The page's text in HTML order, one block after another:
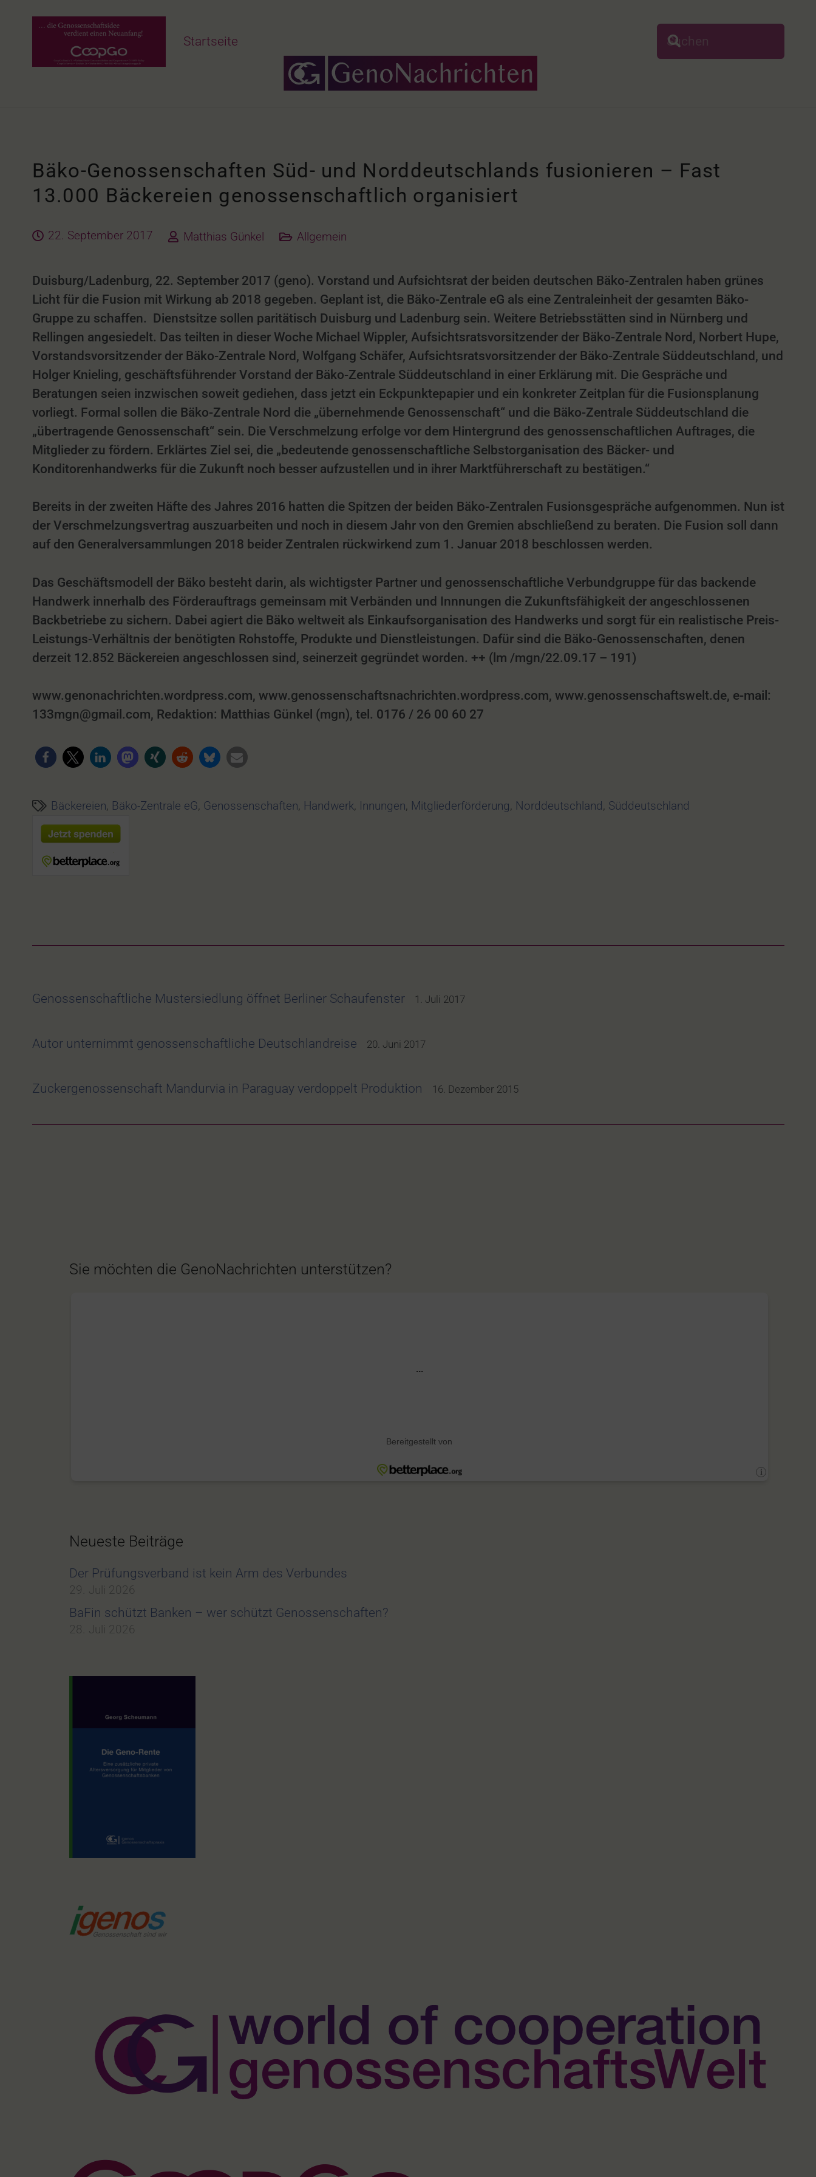
Startseite
Bäko-Genossenschaften Süd- und Norddeutschlands fusionieren – Fast
13.000 Bäckereien genossenschaftlich organisiert
22. September 2017 Matthias Günkel Allgemein
Duisburg/Ladenburg, 22. September 2017 (geno). Vorstand und Aufsichtsrat der beiden deutschen Bäko-Zentralen haben grünes
Licht für die Fusion mit Wirkung ab 2018 gegeben. Geplant ist, die Bäko-Zentrale eG als eine Zentraleinheit der gesamten Bäko-
Gruppe zu schaffen. Dienstsitze sollen paritätisch Duisburg und Ladenburg sein. Weitere Betriebsstätten sind in Nürnberg und
Rellingen angesiedelt. Das teilten in dieser Woche Michael Wippler, Aufsichtsratsvorsitzender der Bäko-Zentrale Nord, Norbert Hupe,
Vorstandsvorsitzender der Bäko-Zentrale Nord, Wolfgang Schäfer, Aufsichtsratsvorsitzender der Bäko-Zentrale Süddeutschland, und
Holger Knieling, geschäftsführender Vorstand der Bäko-Zentrale Süddeutschland in einer Erklärung mit. Die Gespräche und
Beratungen seien inzwischen soweit gediehen, dass jetzt ein Eckpunktepapier und ein konkreter Zeitplan für die Fusionsplanung
vorliegt. Formal sollen die Bäko-Zentrale Nord die „übernehmende Genossenschaft“ und die Bäko-Zentrale Süddeutschland die
„übertragende Genossenschaft“ sein. Die Verschmelzung erfolge vor dem Hintergrund des genossenschaftlichen Auftrages, die
Mitglieder zu fördern. Erklärtes Ziel sei, die „bedeutende genossenschaftliche Selbstorganisation des Bäcker- und
Konditorenhandwerks für die Zukunft noch besser aufzustellen und in ihrer Marktführerschaft zu bestätigen.“
Bereits in der zweiten Häfte des Jahres 2016 hatten die Spitzen der beiden Bäko-Zentralen Fusionsgespräche aufgenommen. Nun ist
der Verschmelzungsvertrag auszuarbeiten und noch in diesem Jahr von den Gremien abschließend zu beraten. Die Fusion soll dann
auf den Generalversammlungen 2018 beider Zentralen rückwirkend zum 1. Januar 2018 beschlossen werden.
Das Geschäftsmodell der Bäko besteht darin, als wichtigster Partner und genossenschaftliche Verbundgruppe für das backende
Handwerk innerhalb des Förderauftrags gemeinsam mit Verbänden und Innnungen die Zukunftsfähigkeit der angeschlossenen
Backbetriebe zu sichern. Dabei agiert die Bäko weltweit als Einkaufsorganisation des Handwerks und sorgt für ein realistische Preis-
Leistungs-Verhältnis der benötigten Rohstoffe, Produkte und Dienstleistungen. Dafür sind die Bäko-Genossenschaften, denen
derzeit 12.852 Bäckereien angeschlossen sind, seinerzeit gegründet worden. ++ (lm /mgn/22.09.17 – 191)
www.genonachrichten.wordpress.com, www.genossenschaftsnachrichten.wordpress.com, www.genossenschaftswelt.de, e-mail:
133mgn@gmail.com, Redaktion: Matthias Günkel (mgn), tel. 0176 / 26 00 60 27
Bäckereien, Bäko-Zentrale eG, Genossenschaften, Handwerk, Innungen, Mitgliederförderung, Norddeutschland, Süddeutschland
Genossenschaftliche Mustersiedlung öffnet Berliner Schaufenster 1. Juli 2017
Autor unternimmt genossenschaftliche Deutschlandreise 20. Juni 2017
Zuckergenossenschaft Mandurvia in Paraguay verdoppelt Produktion 16. Dezember 2015
Sie möchten die GenoNachrichten unterstützen?
Neueste Beiträge
Der Prüfungsverband ist kein Arm des Verbundes
29. Juli 2026
BaFin schützt Banken – wer schützt Genossenschaften?
28. Juli 2026